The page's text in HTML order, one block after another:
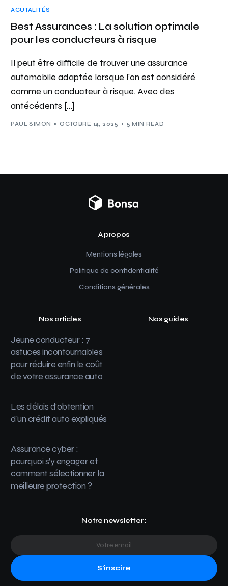
ACUTALITÉS
Best Assurances : La solution optimale
pour les conducteurs à risque
Il peut être difficile de trouver une assurance
automobile adaptée lorsque l’on est considéré
comme un conducteur à risque. Avec des
antécédents […]
PAUL SIMON OCTOBRE 14, 2025 5 MIN READ
A propos
Mentions légales
Politique de confidentialité
Conditions générales
Nos articles
Jeune conducteur : 7
astuces incontournables
pour réduire enfin le coût
de votre assurance auto
Les délais d’obtention
d’un crédit auto expliqués
Assurance cyber :
pourquoi s’y engager et
comment sélectionner la
meilleure protection ?
Nos guides
Notre newsletter :
S'inscire